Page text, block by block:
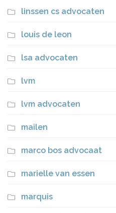
linssen cs advocaten
louis de leon
lsa advocaten
lvm
lvm advocaten
mailen
marco bos advocaat
marielle van essen
marquis